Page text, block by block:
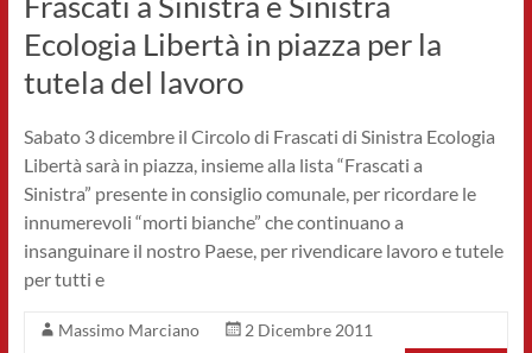
Ecologia Libertà in piazza per la
tutela del lavoro
Sabato 3 dicembre il Circolo di Frascati di Sinistra Ecologia
Libertà sarà in piazza, insieme alla lista “Frascati a
Sinistra” presente in consiglio comunale, per ricordare le
innumerevoli “morti bianche” che continuano a
insanguinare il nostro Paese, per rivendicare lavoro e tutele
per tutti e
Massimo Marciano
2 Dicembre 2011